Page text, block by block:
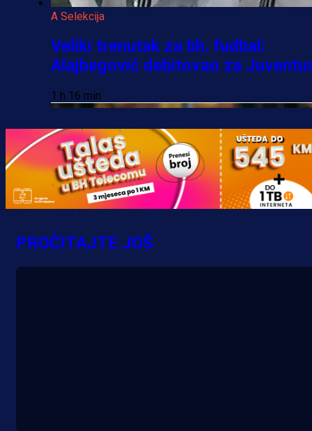
A Selekcija
Veliki trenutak za bh. fudbal:
Alajbegović debitovao za
1 h 16 min
PROČITAJTE JOŠ